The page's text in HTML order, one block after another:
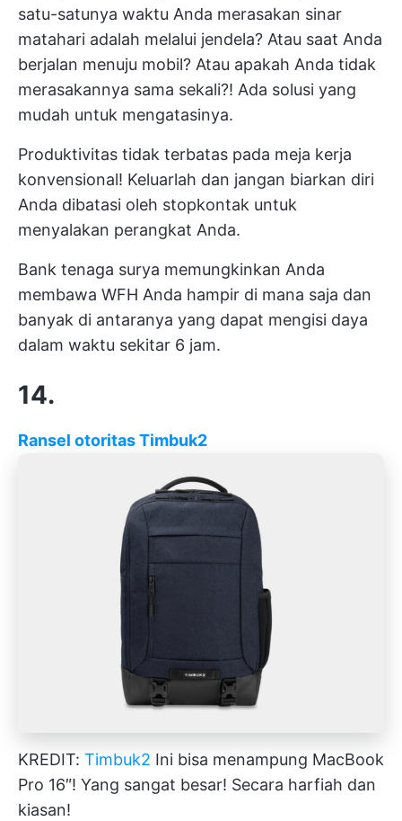
satu-satunya waktu Anda merasakan sinar
matahari adalah melalui jendela? Atau saat Anda
berjalan menuju mobil? Atau apakah Anda tidak
merasakannya sama sekali?! Ada solusi yang
mudah untuk mengatasinya.
Produktivitas tidak terbatas pada meja kerja
konvensional! Keluarlah dan jangan biarkan diri
Anda dibatasi oleh stopkontak untuk
menyalakan perangkat Anda.
Bank tenaga surya memungkinkan Anda
membawa WFH Anda hampir di mana saja dan
banyak di antaranya yang dapat mengisi daya
dalam waktu sekitar 6 jam.
14.
Ransel otoritas Timbuk2
KREDIT: Timbuk2 Ini bisa menampung MacBook
Pro 16″! Yang sangat besar! Secara harfiah dan
kiasan!